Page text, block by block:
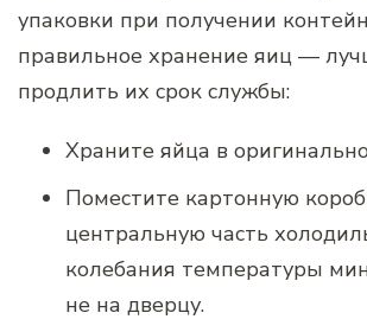
упаковки при получении
правильное хранение яиц —
продлить их срок службы:
Храните яйца в
Поместите картонную
центральную часть
колебания температуры
не на дверцу.